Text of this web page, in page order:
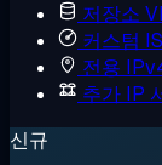
저장소
커스텀
전용
추가 IP
신규